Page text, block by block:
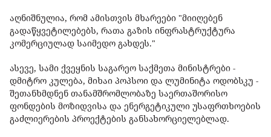
აღნიშნულია, რომ ამისთვის მხარეები "მიიღებენ
გადაწყვეტილებებს, რათა გაზის ინფრასტრუქტურა
კომერციულად საიმედო გახდეს."
ასევე, სამი ქვეყნის საგარეო საქმეთა მინისტრები -
დმიტრო კულება, მიხაი პოპსოი და ლუმინიტა ოდობსკუ -
შეთანხმდნენ თანამშრომლობაზე საერთაშორისო
ფონდების მოზიდვისა და ენერგეტიკული უსაფრთხოების
გაძლიერების პროექტების განსახორციელებლად.